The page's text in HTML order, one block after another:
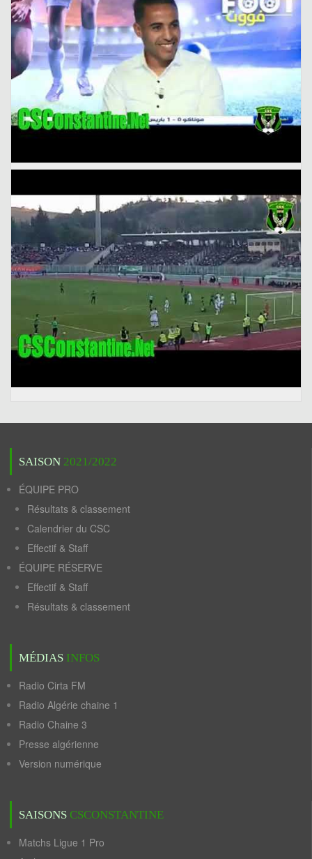
SAISON 2021/2022
ÉQUIPE PRO
Résultats & classement
Calendrier du CSC
Effectif & Staff
ÉQUIPE RÉSERVE
Effectif & Staff
Résultats & classement
MÉDIAS INFOS
Radio Cirta FM
Radio Algérie chaine 1
Radio Chaine 3
Presse algérienne
Version numérique
SAISONS CSCONSTANTINE
Matchs Ligue 1 Pro